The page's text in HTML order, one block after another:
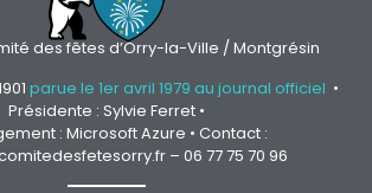
des fêtes d’Orry-la-Ville / Montgrésin
parue le 1er avril 1979 au journal officiel •
Présidente : Sylvie Ferret •
: Microsoft Azure • Contact :
– 06 77 75 70 96